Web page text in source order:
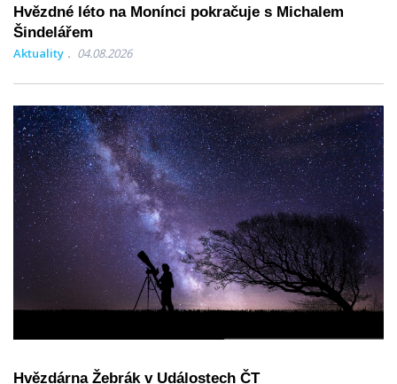
Hvězdné léto na Monínci pokračuje s Michalem
Šindelářem
Aktuality 04.08.2026
Hvězdárna Žebrák v Událostech ČT